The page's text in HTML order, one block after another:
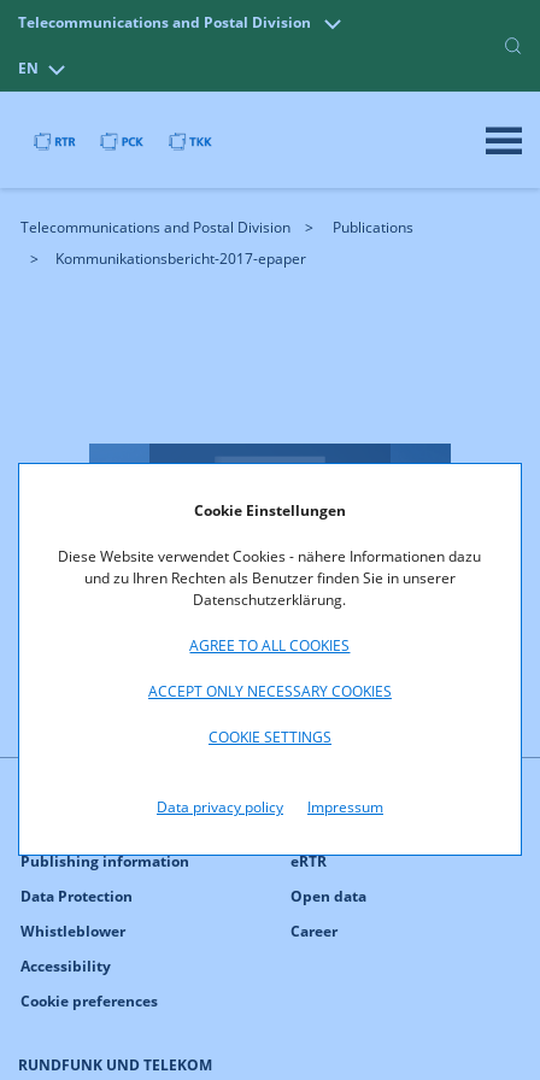
Cookie Einstellungen
Diese Website verwendet Cookies - nähere Informationen dazu
und zu Ihren Rechten als Benutzer finden Sie in unserer
Datenschutzerklärung.
AGREE TO ALL COOKIES
ACCEPT ONLY NECESSARY COOKIES
COOKIE SETTINGS
Data privacy policy Impressum
Telecommunications and Postal Division
EN
Telecommunications and Postal Division
Publications
Kommunikationsbericht-2017-epaper
RUNDFUNK UND TELEKOM
Publishing information
Data Protection
Whistleblower
Accessibility
Cookie preferences
eRTR
Open data
Career